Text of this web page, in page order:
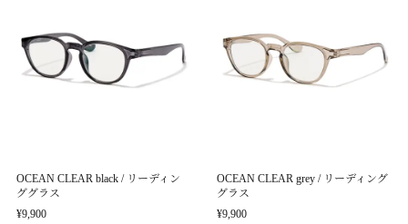
OCEAN CLEAR black / リーディン
ググラス
¥9,900
OCEAN CLEAR grey / リーディング
グラス
¥9,900